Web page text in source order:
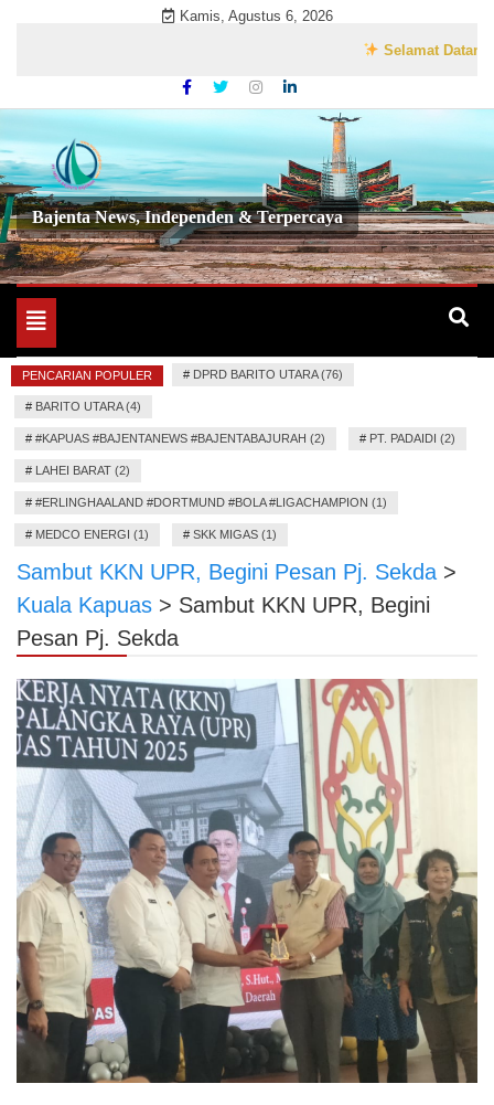
Kamis, Agustus 6, 2026
Selamat Datang di
Bajenta News, Independen & Terpercaya
Toggle
navigation
PENCARIAN POPULER # DPRD BARITO UTARA (76)
# BARITO UTARA (4)
# #KAPUAS #BAJENTANEWS #BAJENTABAJURAH (2) # PT. PADAIDI (2)
# LAHEI BARAT (2)
# #ERLINGHAALAND #DORTMUND #BOLA #LIGACHAMPION (1)
# MEDCO ENERGI (1) # SKK MIGAS (1)
Sambut KKN UPR, Begini Pesan Pj. Sekda >
Kuala Kapuas > Sambut KKN UPR, Begini
Pesan Pj. Sekda